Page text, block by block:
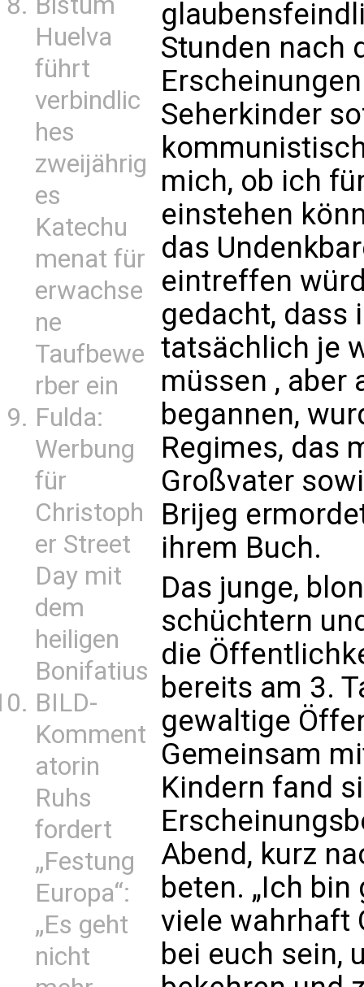
Huelva
führt
verbindlic
hes
zweijährig
es
Katechu
menat für
erwachse
ne
Taufbewe
rber ein
Fulda:
Werbung
für
Christoph
er Street
Day mit
dem
heiligen
Bonifatius
BILD-
Komment
atorin
Ruhs
fordert
„Festung
Europa“:
„Es geht
nicht
Stunden nach
Seherkinder
mich, ob ich
einstehen
das
eintreffen
gedacht, dass
tatsächlich je
müssen , aber
begannen,
Regimes, das
Großvater
Brijeg
ihrem Buch.
Das junge,
schüchtern
die
bereits am 3.
gewaltige
Gemeinsam
Kindern fand
Abend, kurz
beten. „Ich
viele wahrhaft
bei euch sein,